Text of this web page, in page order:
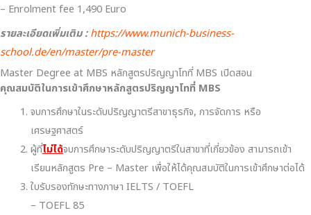
– Enrolment fee 1,490 Euro
รายละเอียดเพิ่มเติม :https://www.munich-business-
school.de/en/master/pre-master
Master Degree at MBS หลักสูตรปริญญาโทที่ MBS เปิดสอน
คุณสมบัติในการเข้าศึกษาหลักสูตรปริญญาโทที่ MBS
จบการศึกษาในระดับปริญญาตรีสาขาธุรกิจ, การจัดการ หรือ
เศรษฐศาสตร์
ผู้ที่ไม่ได้จบการศึกษาระดับปริญญาตรีในสาขาที่เกี่ยวข้อง สามารถเข้า
เรียนหลักสูตร Pre – Master เพื่อให้ได้คุณสมบัติในการเข้าศึกษาต่อได้
ใบรับรองทักษะทางภาษา IELTS / TOEFL
– TOEFL 85